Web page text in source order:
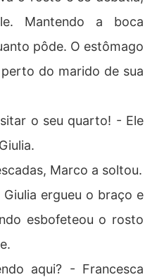
Mantendo a boca
pôde. O estômago
do marido de sua
o seu quarto! - Ele
Marco a soltou.
ergueu o braço e
esbofeteou o rosto
aqui? - Francesca